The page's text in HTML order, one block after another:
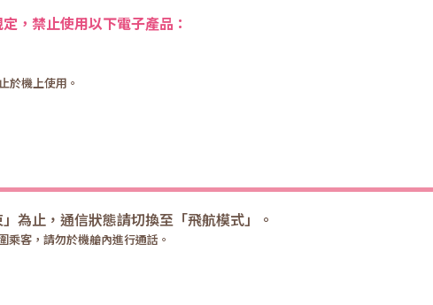
，禁止使用以下電子產品：
於機上使用。
為止，通信狀態請切換至「飛航模式」。
客，請勿於機艙內進行通話。